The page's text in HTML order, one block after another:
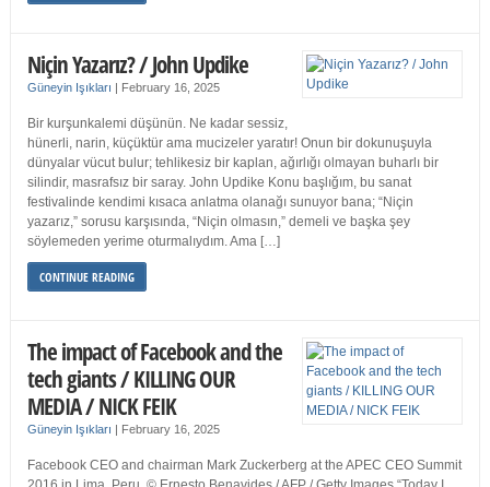
Niçin Yazarız? / John Updike
Güneyin Işıkları | February 16, 2025
Bir kurşunkalemi düşünün. Ne kadar sessiz,
hünerli, narin, küçüktür ama mucizeler yaratır! Onun bir dokunuşuyla
dünyalar vücut bulur; tehlikesiz bir kaplan, ağırlığı olmayan buharlı bir
silindir, masrafsız bir saray. John Updike Konu başlığım, bu sanat
festivalinde kendimi kısaca anlatma olanağı sunuyor bana; “Niçin
yazarız,” sorusu karşısında, “Niçin olmasın,” demeli ve başka şey
söylemeden yerime oturmalıydım. Ama […]
CONTINUE READING
The impact of Facebook and the
tech giants / KILLING OUR
MEDIA / NICK FEIK
Güneyin Işıkları | February 16, 2025
Facebook CEO and chairman Mark Zuckerberg at the APEC CEO Summit